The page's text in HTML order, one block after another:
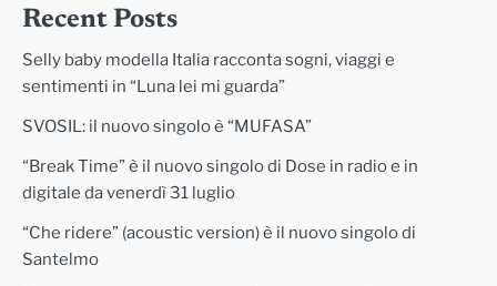
Recent Posts
Selly baby modella Italia racconta sogni, viaggi e
sentimenti in “Luna lei mi guarda”
SVOSIL: il nuovo singolo è “MUFASA”
“Break Time” è il nuovo singolo di Dose in radio e in
digitale da venerdì 31 luglio
“Che ridere” (acoustic version) è il nuovo singolo di
Santelmo